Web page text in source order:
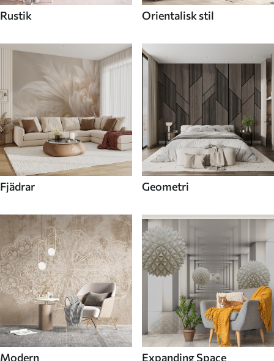
Rustik Orientalisk stil
Fjädrar Geometri
Modern Expanding Space